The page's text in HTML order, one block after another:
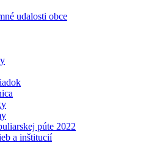
udalosti obce
púte 2022
a inštitucií